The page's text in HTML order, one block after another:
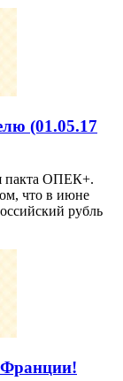
(01.05.17
пакта ОПЕК+.
что в июне
рубль
Франции!